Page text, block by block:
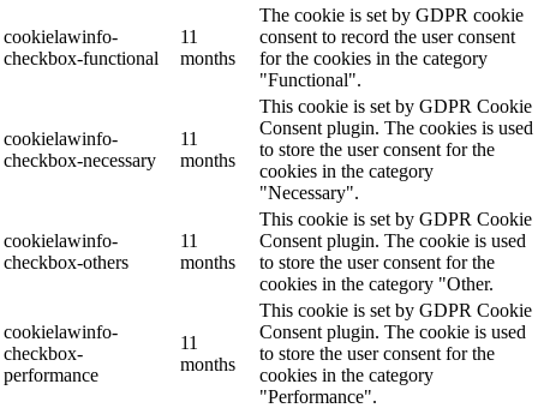
cookielawinfo-
checkbox-functional
11
months
The cookie is set by GDPR cookie
consent to record the user consent
for the cookies in the category
"Functional".
cookielawinfo-
checkbox-necessary
11
months
This cookie is set by GDPR Cookie
Consent plugin. The cookies is used
to store the user consent for the
cookies in the category
"Necessary".
cookielawinfo-
checkbox-others
11
months
This cookie is set by GDPR Cookie
Consent plugin. The cookie is used
to store the user consent for the
cookies in the category "Other.
cookielawinfo-
checkbox-
performance
11
months
This cookie is set by GDPR Cookie
Consent plugin. The cookie is used
to store the user consent for the
cookies in the category
"Performance".